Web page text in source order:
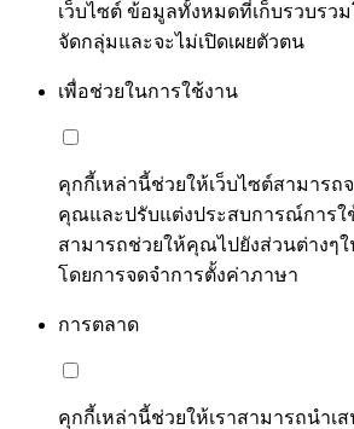
เว็บไซต์ ข้อมูลทั้งหมดที่เก็บรวบรว
จัดกลุ่มและจะไม่เปิดเผยตัวตน
เพื่อช่วยในการใช้งาน
คุกกี้เหล่านี้ช่วยให้เว็บไซต์สามารถ
คุณและปรับแต่งประสบการณ์การใ
สามารถช่วยให้คุณไปยังส่วนต่างๆใ
โดยการจดจำการตั้งค่าภาษา
การตลาด
คุกกี้เหล่านี้ช่วยให้เราสามารถนำเ